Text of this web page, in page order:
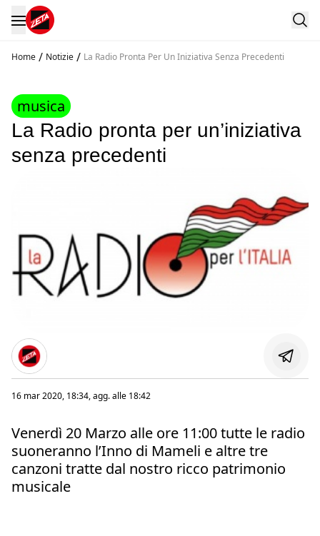
Home / Notizie / La Radio Pronta Per Un Iniziativa Senza Precedenti
musica
La Radio pronta per un’iniziativa
senza precedenti
16 mar 2020, 18:34, agg. alle 18:42
Venerdì 20 Marzo alle ore 11:00 tutte le radio
suoneranno l’Inno di Mameli e altre tre
canzoni tratte dal nostro ricco patrimonio
musicale